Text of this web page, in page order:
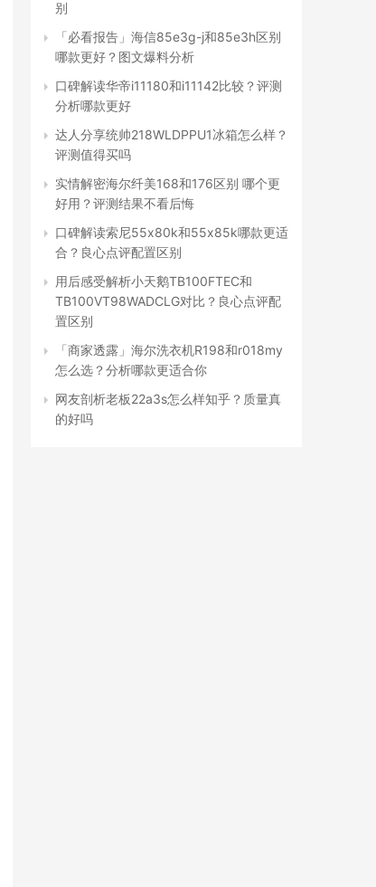
别
「必看报告」海信85e3g-j和85e3h区别
哪款更好？图文爆料分析
口碑解读华帝i11180和i11142比较？评测
分析哪款更好
达人分享统帅218WLDPPU1冰箱怎么样？
评测值得买吗
实情解密海尔纤美168和176区别 哪个更
好用？评测结果不看后悔
口碑解读索尼55x80k和55x85k哪款更适
合？良心点评配置区别
用后感受解析小天鹅TB100FTEC和
TB100VT98WADCLG对比？良心点评配
置区别
「商家透露」海尔洗衣机R198和r018my
怎么选？分析哪款更适合你
网友剖析老板22a3s怎么样知乎？质量真
的好吗